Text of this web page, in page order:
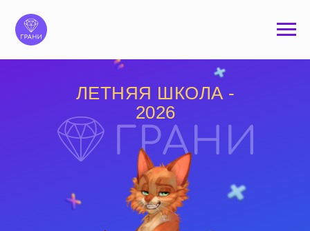
ЛЕТНЯЯ ШКОЛА -
2026